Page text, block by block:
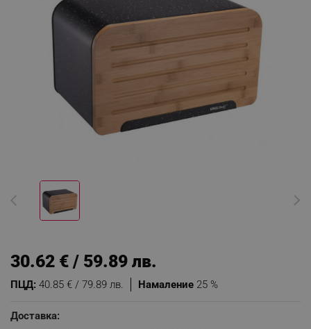
Намаление 25 %
ПЦД: 40.85 € / 79.89 лв.
30.62 € / 59.89 лв.
Доставка: